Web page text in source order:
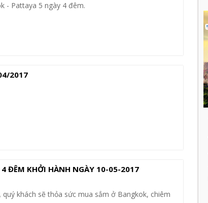
- Pattaya 5 ngày 4 đêm.
2017
ĐÊM KHỞI HÀNH NGÀY 10-05-2017
khách sẽ thỏa sức mua sắm ở Bangkok, chiêm